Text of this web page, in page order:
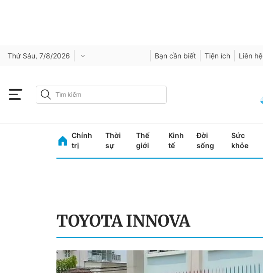
Thứ Sáu, 7/8/2026 Bạn cần biết Tiện ích Liên hệ
Chính
trị
Thời
sự
Thế
giới
Kinh
tế
Đời
sống
Sức
khỏe
TOYOTA INNOVA